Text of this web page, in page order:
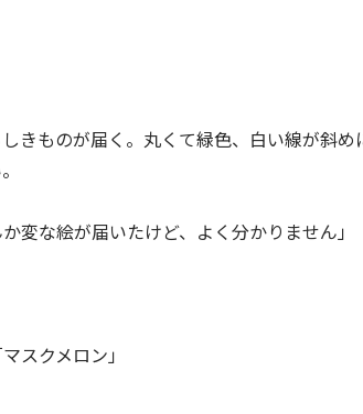
きものが届く。丸くて緑色、白い線が斜
変な絵が届いたけど、よく分かりません」
スクメロン」